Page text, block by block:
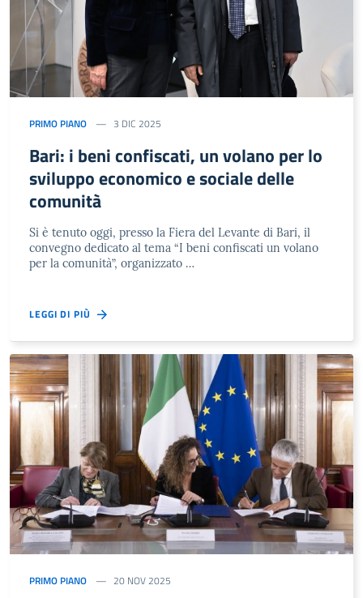
PRIMO PIANO 3 DIC 2025
Bari: i beni confiscati, un volano per lo
sviluppo economico e sociale delle
comunità
Si è tenuto oggi, presso la Fiera del Levante di Bari, il
convegno dedicato al tema “I beni confiscati un volano
per la comunità”, organizzato …
LEGGI DI PIÙ
PRIMO PIANO 20 NOV 2025